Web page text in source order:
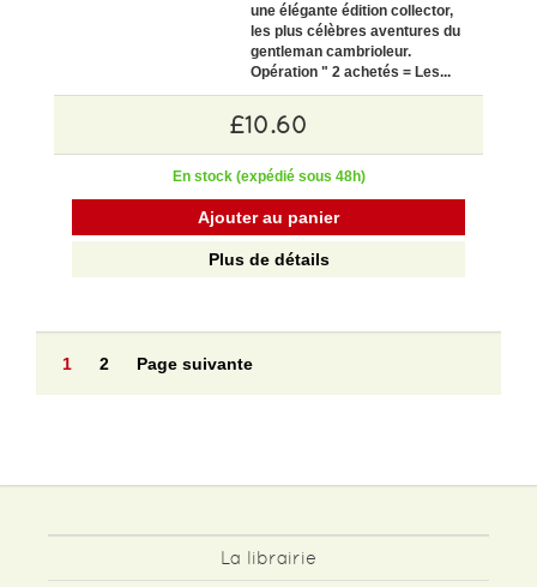
une élégante édition collector,
les plus célèbres aventures du
gentleman cambrioleur.
Opération " 2 achetés = Les...
£10.60
En stock (expédié sous 48h)
Ajouter au panier
Plus de détails
1 2 Page suivante
La librairie